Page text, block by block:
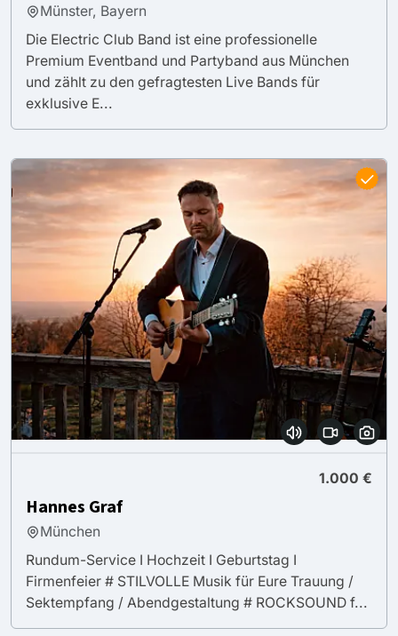
Münster, Bayern
Die Electric Club Band ist eine professionelle
Premium Eventband und Partyband aus München
und zählt zu den gefragtesten Live Bands für
exklusive E...
1.000 €
Hannes Graf
München
Rundum-Service I Hochzeit I Geburtstag I
Firmenfeier # STILVOLLE Musik für Eure Trauung /
Sektempfang / Abendgestaltung # ROCKSOUND f...